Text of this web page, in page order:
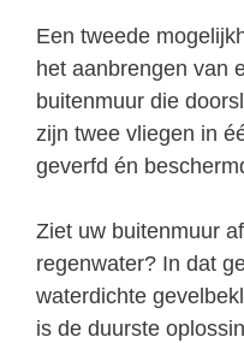
Een tweede
het aanbrengen van
buitenmuur die
zijn twee vliegen in
geverfd én
Ziet uw buitenmuur
regenwater? In dat
waterdichte
is de duurste